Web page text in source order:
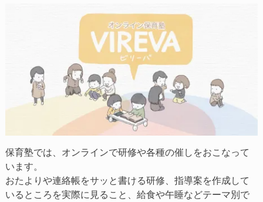
保育塾では、オンラインで研修や各種の催しをおこなって
います。
おたよりや連絡帳をサッと書ける研修、指導案を作成して
いるところを実際に見ること、給食や午睡などテーマ別で